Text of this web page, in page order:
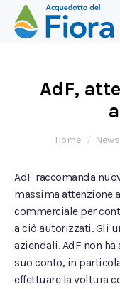
AdF,
Tu sei qui:
Home News
AdF raccomanda
massima attenzione
commerciale per
a ciò autorizzati. Gli
aziendali. AdF non
suo conto, in
effettuare la voltura